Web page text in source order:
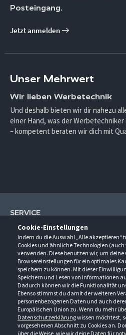
Cookie-Einstellungen
Indem du die Auswahl „Alle akzeptieren“
Cookies und ähnliche Technologien
verwenden. Diese benutzen wir, um deine
Browsereinstellungen für ein optimales
speichern zu können. Mit dieser
Speichern und Lesen von Informationen
Dadurch können wir die Funktionalität
Ebenso stimmst du damit der weiteren
personenbezogenen Daten und auch
Europäischen Union zu. Wenn du mehr
Datenschutzerklärungwissen möchtest,
vorgesehenen Abschnitt zu Cookies an.
über die Weise, wie wir deine Daten für
Posteingang.
Jetzt anmelden
Unser Mehrwert
Wir lieben Werbetechnik
Und deshalb bieten wir dir nahezu
einer Hand, was der
– kompetent beraten wir dich mit
SERVICE
Hilfe und Information
Fragen und Antworten (FAQ)
Kontakt
Newsletter
Events
Downloads
Kataloge
UNTERNEHMEN
Über uns
Anfahrt
Ansprechpartner
Außendienstbesuch
Jobs & Ausbildung
KONTAKT
Gröner-Schulze GmbH
Sarirstraße 5
12529 Schönefeld
Berlin-Schönefeld: +49 30 68 29 54-0
Saerbeck: +49 2574 88750-0
ÖFFNUNGSZEITEN
Montag - Donnerstag
9:00 - 17:00
Freitag
9:00 - 15:00
FOLGE UNS